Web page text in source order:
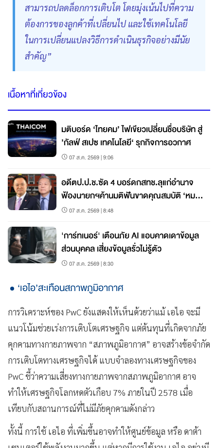
สามารถปลดล็อกการเติบโต โดยมุ่งเน้นไปที่ความ
ต้องการของลูกค้าที่เปลี่ยนไป และใช้เทคโนโลยี
ในการเปลี่ยนแปลงวิธีการดำเนินธุรกิจอย่างมีนัย
สำคัญ”
เนื้อหาที่เกี่ยวข้อง
มติบอร์ด ‘ไทยคม’ ไฟเขียวเปลี่ยนชื่อบริษัท สู่
’กัลฟ์ สเปซ เทคโนโลยี‘ รุกกิจการอวกาศ
07 ส.ค. 2569 | 9:06
อดีตป.ป.ช.ซัด 4 บอร์ดกสทช.ลุแก่อำนาจ
ฟ้องนายกฯค้านมติฟันขาดคุณสมบัติ ‘หมอ
สรณ’
07 ส.ค. 2569 | 8:48
'การ์ทเนอร์' เตือนภัย AI แอบคาดเดาข้อมูล
ส่วนบุคคล เสี่ยงข้อมูลรั่วไม่รู้ตัว
07 ส.ค. 2569 | 8:30
‘เอไอ’สะเทือนสภาพภูมิอากาศ
การวิเคราะห์ของ PwC ยังแสดงให้เห็นด้วยว่าแม้ เอไอ จะมี
แนวโน้มช่วยเร่งการเติบโตเศรษฐกิจ แต่ต้นทุนที่เกิดจากภัย
คุกคามทางกายภาพจาก “สภาพภูมิอากาศ” อาจสร้างข้อจำกัด
การเติบโตทางเศรษฐกิจได้ แบบจำลองทางเศรษฐกิจของ
PwC ชี้ว่าความเสี่ยงทางกายภาพจากสภาพภูมิอากาศ อาจ
ทำให้เศรษฐกิจโลกหดตัวเกือบ 7% ภายในปี 2578 เมื่อ
เทียบกับสถานการณ์ที่ไม่มีภัยคุกคามดังกล่าว
ทั้งนี้ การใช้ เอไอ ที่เพิ่มขึ้นอาจทำให้ศูนย์ข้อมูล หรือ ดาต้า